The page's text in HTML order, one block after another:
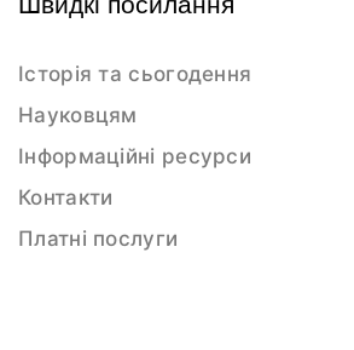
Історія та сьогодення
Науковцям
Інформаційні ресурси
Контакти
Платні послуги